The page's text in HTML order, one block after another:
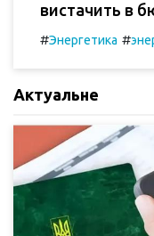
вистачить в
#Энергетика #
Актуальне